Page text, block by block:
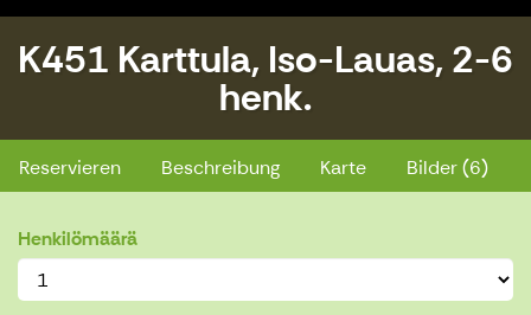
K451 Karttula, Iso-Lauas, 2-6
henk.
K451 Karttula, Iso-Lauas, 2-6 henk.
Reservieren Beschreibung Karte Bilder (6)
Henkilömäärä